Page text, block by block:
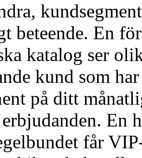
beteende. En
katalog ser
kund som
på ditt
En
får